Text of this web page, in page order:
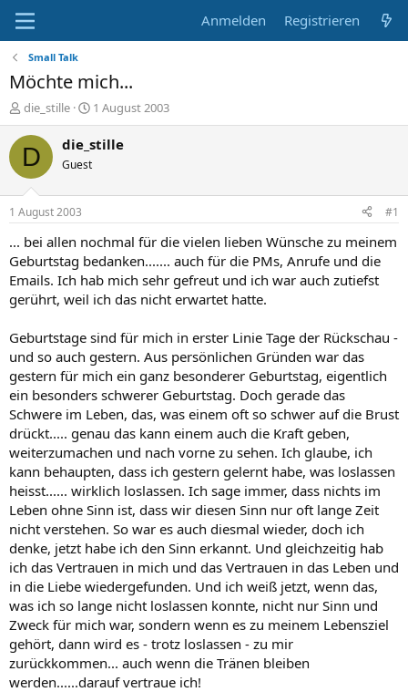
Anmelden Registrieren
Small Talk
Möchte mich...
E
r
s
e
r
die_stille
E
r
s
t
a
1 August 2003
D die_stille
Guest
1 August 2003 #1
... bei allen nochmal für die vielen lieben Wünsche zu meinem
Geburtstag bedanken....... auch für die PMs, Anrufe und die
Emails. Ich hab mich sehr gefreut und ich war auch zutiefst
gerührt, weil ich das nicht erwartet hatte.
Geburtstage sind für mich in erster Linie Tage der Rückschau -
und so auch gestern. Aus persönlichen Gründen war das
gestern für mich ein ganz besonderer Geburtstag, eigentlich
ein besonders schwerer Geburtstag. Doch gerade das
Schwere im Leben, das, was einem oft so schwer auf die Brust
drückt..... genau das kann einem auch die Kraft geben,
weiterzumachen und nach vorne zu sehen. Ich glaube, ich
kann behaupten, dass ich gestern gelernt habe, was loslassen
heisst...... wirklich loslassen. Ich sage immer, dass nichts im
Leben ohne Sinn ist, dass wir diesen Sinn nur oft lange Zeit
nicht verstehen. So war es auch diesmal wieder, doch ich
denke, jetzt habe ich den Sinn erkannt. Und gleichzeitig hab
ich das Vertrauen in mich und das Vertrauen in das Leben und
in die Liebe wiedergefunden. Und ich weiß jetzt, wenn das,
was ich so lange nicht loslassen konnte, nicht nur Sinn und
Zweck für mich war, sondern wenn es zu meinem Lebensziel
gehört, dann wird es - trotz loslassen - zu mir
zurückkommen... auch wenn die Tränen bleiben
werden......darauf vertraue ich!